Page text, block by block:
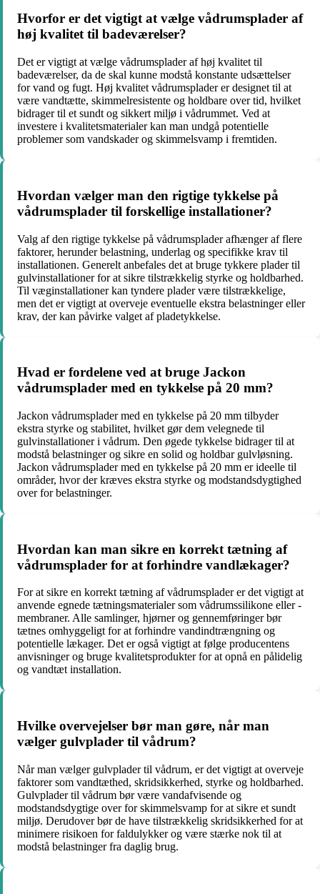
Hvorfor er det vigtigt at vælge vådrumsplader af
høj kvalitet til badeværelser?
Det er vigtigt at vælge vådrumsplader af høj kvalitet til
badeværelser, da de skal kunne modstå konstante udsættelser
for vand og fugt. Høj kvalitet vådrumsplader er designet til at
være vandtætte, skimmelresistente og holdbare over tid, hvilket
bidrager til et sundt og sikkert miljø i vådrummet. Ved at
investere i kvalitetsmaterialer kan man undgå potentielle
problemer som vandskader og skimmelsvamp i fremtiden.
Hvordan vælger man den rigtige tykkelse på
vådrumsplader til forskellige installationer?
Valg af den rigtige tykkelse på vådrumsplader afhænger af flere
faktorer, herunder belastning, underlag og specifikke krav til
installationen. Generelt anbefales det at bruge tykkere plader til
gulvinstallationer for at sikre tilstrækkelig styrke og holdbarhed.
Til væginstallationer kan tyndere plader være tilstrækkelige,
men det er vigtigt at overveje eventuelle ekstra belastninger eller
krav, der kan påvirke valget af pladetykkelse.
Hvad er fordelene ved at bruge Jackon
vådrumsplader med en tykkelse på 20 mm?
Jackon vådrumsplader med en tykkelse på 20 mm tilbyder
ekstra styrke og stabilitet, hvilket gør dem velegnede til
gulvinstallationer i vådrum. Den øgede tykkelse bidrager til at
modstå belastninger og sikre en solid og holdbar gulvløsning.
Jackon vådrumsplader med en tykkelse på 20 mm er ideelle til
områder, hvor der kræves ekstra styrke og modstandsdygtighed
over for belastninger.
Hvordan kan man sikre en korrekt tætning af
vådrumsplader for at forhindre vandlækager?
For at sikre en korrekt tætning af vådrumsplader er det vigtigt at
anvende egnede tætningsmaterialer som vådrumssilikone eller -
membraner. Alle samlinger, hjørner og gennemføringer bør
tætnes omhyggeligt for at forhindre vandindtrængning og
potentielle lækager. Det er også vigtigt at følge producentens
anvisninger og bruge kvalitetsprodukter for at opnå en pålidelig
og vandtæt installation.
Hvilke overvejelser bør man gøre, når man
vælger gulvplader til vådrum?
Når man vælger gulvplader til vådrum, er det vigtigt at overveje
faktorer som vandtæthed, skridsikkerhed, styrke og holdbarhed.
Gulvplader til vådrum bør være vandafvisende og
modstandsdygtige over for skimmelsvamp for at sikre et sundt
miljø. Derudover bør de have tilstrækkelig skridsikkerhed for at
minimere risikoen for faldulykker og være stærke nok til at
modstå belastninger fra daglig brug.